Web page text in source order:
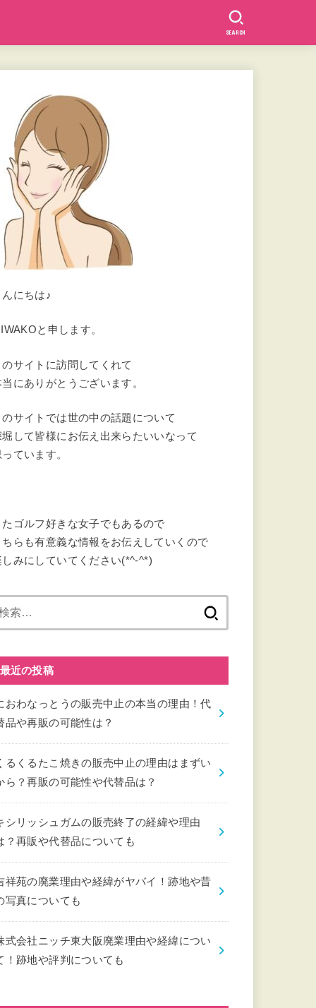
SEARCH
んにちは♪
と申します。
のサイトに訪問してくれて
当にありがとうございます。
のサイトでは世の中の話題について
堀して皆様にお伝え出来らたいいなって
っています。
たゴルフ好きな女子でもあるので
ちらも有意義な情報をお伝えしていくので
しみにしていてください(*^-^*)
最近の投稿
おわなっとうの販売中止の本当の理由！代
品や再販の可能性は？
るくるたこ焼きの販売中止の理由はまずい
ら？再販の可能性や代替品は？
シリッシュガムの販売終了の経緯や理由
？再販や代替品についても
祥苑の廃業理由や経緯がヤバイ！跡地や昔
写真についても
式会社ニッチ東大阪廃業理由や経緯につい
！跡地や評判についても